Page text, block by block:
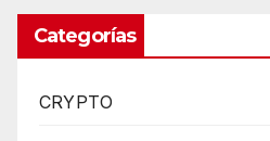
Categorías
CRYPTO